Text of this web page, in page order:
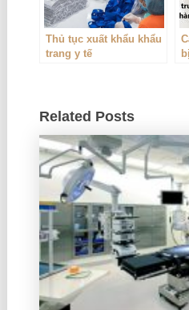
Thủ tục xuất khẩu khẩu
trang y tế
Related Posts